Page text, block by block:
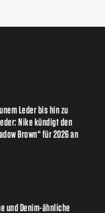
Leder bis hin zu
Nike kündigt den
Brown“ für 2026 an
und Denim-ähnliche